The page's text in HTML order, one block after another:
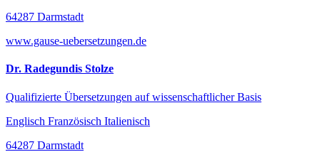
64287 Darmstadt
www.gause-uebersetzungen.de
Dr. Radegundis Stolze
Qualifizierte Übersetzungen auf wissenschaftlicher Basis
Englisch Französisch Italienisch
64287 Darmstadt